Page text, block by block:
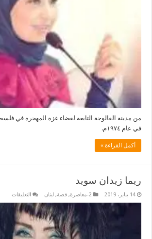
من مدينة الفالوجة التابعة لقضاء غزة المهجرة في
في عام ١٩٧٤م.
أكمل القراءة »
ريما زيدان سويد
14 يناير، 2019 2-معاصرة ,قصة,لبنان التعليقات